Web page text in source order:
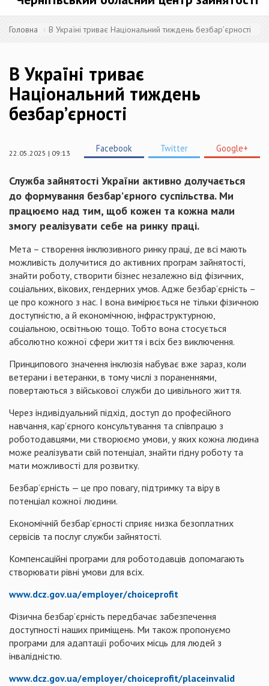
Головна В Україні триває Національний тиждень безбар’єрності
В Україні триває
Національний тиждень
безбар’єрності
22.05.2025 | 09:13 Facebook Twitter Google+
Служба зайнятості України активно долучається
до формування безбар’єрного суспільства. Ми
працюємо над тим, щоб кожен та кожна мали
змогу реалізувати себе на ринку праці.
Мета – створення інклюзивного ринку праці, де всі мають
можливість долучитися до активних програм зайнятості,
знайти роботу, створити бізнес незалежно від фізичних,
соціальних, вікових, гендерних умов. Адже безбар’єрність –
це про кожного з нас. І вона вимірюється не тільки фізичною
доступністю, а й економічною, інфраструктурною,
соціальною, освітньою тощо. Тобто вона стосується
абсолютно кожної сфери життя і всіх без виключення.
Принципового значення інклюзія набуває вже зараз, коли
ветерани і ветеранки, в тому числі з пораненнями,
повертаються з військової служби до цивільного життя.
Через індивідуальний підхід, доступ до професійного
навчання, кар’єрного консультування та співпрацю з
роботодавцями, ми створюємо умови, у яких кожна людина
може реалізувати свій потенціал, знайти гідну роботу та
мати можливості для розвитку.
Безбар’єрність — це про повагу, підтримку та віру в
потенціал кожної людини.
Економічній безбар’єрності сприяє низка безоплатних
сервісів та послуг служби зайнятості.
Компенсаційні програми для роботодавців допомагають
створювати рівні умови для всіх.
www.dcz.gov.ua/employer/choiceprofit
Фізична безбар’єрність передбачає забезпечення
доступності наших приміщень. Ми також пропонуємо
програми для адаптації робочих місць для людей з
інвалідністю.
www.dcz.gov.ua/employer/choiceprofit/placeinvalid